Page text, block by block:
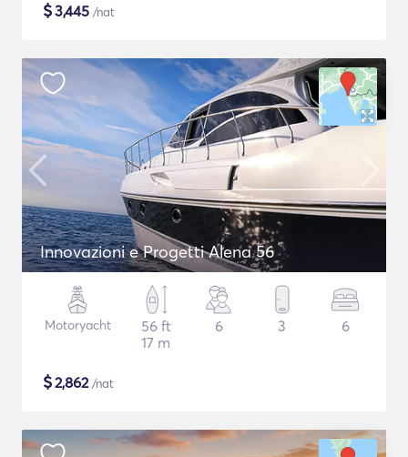
$3,445 /nat
Innovazioni e Progetti Alena 56
Motoryacht
56 ft
17 m
6 3 6
$2,862/nat